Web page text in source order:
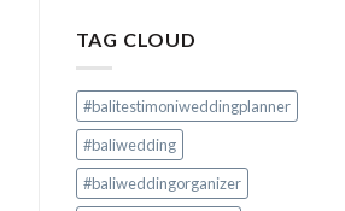
TAG CLOUD
#balitestimoniweddingplanner
#baliwedding
#baliweddingorganizer